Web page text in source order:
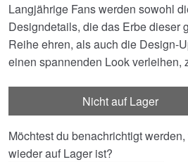
Langjährige Fans werden sowohl
Designdetails, die das Erbe dieser
Reihe ehren, als auch die Design-
einen spannenden Look verleihen,
Nicht auf Lager
Möchtest du benachrichtigt
wieder auf Lager ist?